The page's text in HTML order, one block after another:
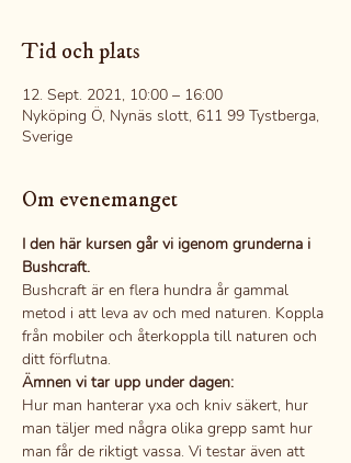
Tid och plats
12. Sept. 2021, 10:00 – 16:00
Nyköping Ö, Nynäs slott, 611 99 Tystberga,
Sverige
Om evenemanget
I den här kursen går vi igenom grunderna i
Bushcraft.
Bushcraft är en flera hundra år gammal
metod i att leva av och med naturen. Koppla
från mobiler och återkoppla till naturen och
ditt förflutna.
Ämnen vi tar upp under dagen:
Hur man hanterar yxa och kniv säkert, hur
man täljer med några olika grepp samt hur
man får de riktigt vassa. Vi testar även att